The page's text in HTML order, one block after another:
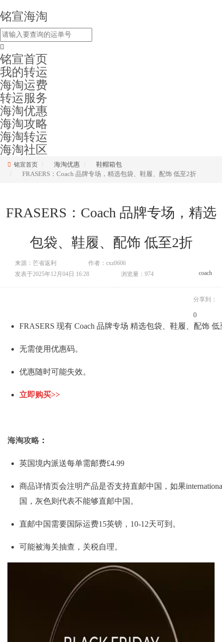
铭宣海淘
铭宣首页
我的转运
海淘运费
转运服务
海淘优惠
海淘攻略
海淘转运
海淘社区
铭宣首页 海淘优惠
鞋帽箱包
FRASERS：Coach 品牌专场，精选包袋、鞋履、配饰 低至2折
FRASERS：Coach 品牌专场，精选
包袋、鞋履、配饰 低至2折
来源：芒省返利
作者：cxz0606
发表于2025年12月04日 16:28
浏览量：974 coach
分享到：
0
FRASERS 现有 Coach 品牌专场 精选包袋、鞋履、配饰 低
无需使用优惠码。
优惠随时可能失效。
立即购买>>
海淘攻略 ：
英国境内派送每单需邮费£4.99
商品详情页会注明产品是否支持直邮中国，如果
国，灰色则代表不能够直邮中国。
直邮中国需要国际运费15英镑，10-12天可到。
可能被海关抽查，关税自理。